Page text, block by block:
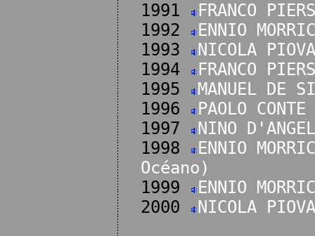
1991
FRANCO
1992
ENNIO
1993
NICOLA
1994
FRANCO
1995
MANUEL DE
1996
PAOLO
1997
NINO
1998
ENNIO
Océano)
1999
ENNIO
2000
NICOLA